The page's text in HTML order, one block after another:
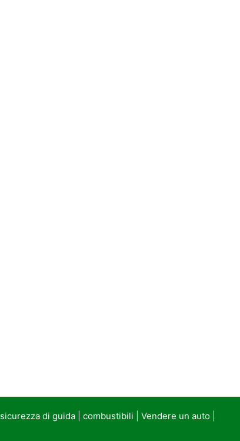
sicurezza di guida| combustibili Vendere un auto|